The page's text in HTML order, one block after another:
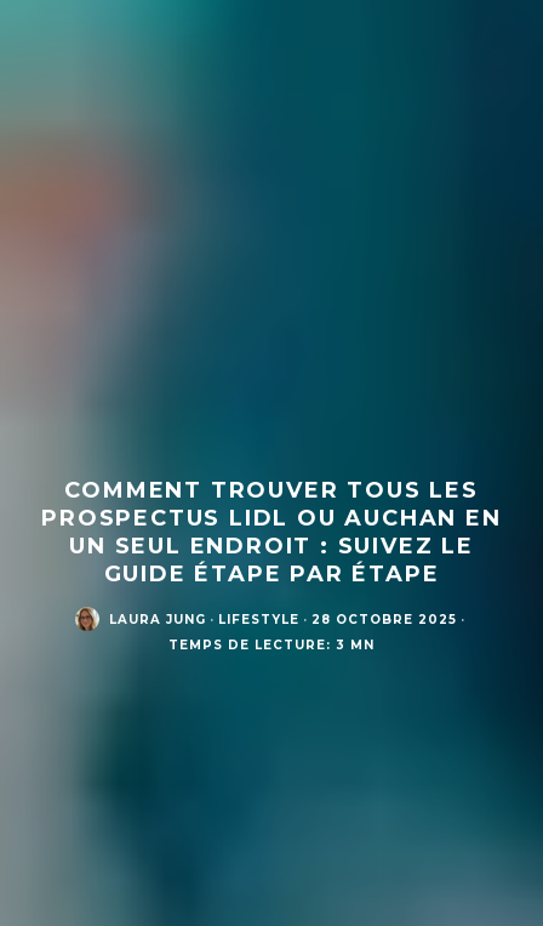
COMMENT TROUVER TOUS LES
PROSPECTUS LIDL OU AUCHAN EN
UN SEUL ENDROIT : SUIVEZ LE
GUIDE ÉTAPE PAR ÉTAPE
LAURA JUNG · LIFESTYLE · 28 OCTOBRE 2025 ·
TEMPS DE LECTURE: 3 MN